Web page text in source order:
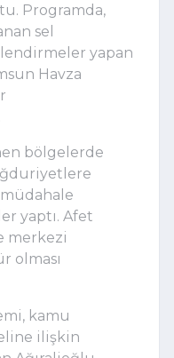
Programda,
sel
yapan
Havza
bölgelerde
yaptı. Afet
merkezi
olması
kamu
ilişkin